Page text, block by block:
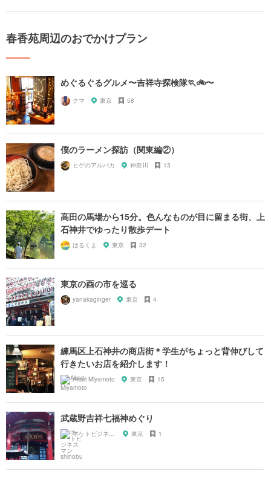
春香苑周辺のおでかけプラン
めぐるぐるグルメ〜吉祥寺探検隊🏃🚲〜
クマ 東京 58
僕のラーメン探訪（関東編②）
ヒゲのアルパカ 神奈川 13
高田の馬場から15分。色んなものが目に留まる街、上
石神井でゆったり散歩デート
はるくま 東京 32
東京の酉の市を巡る
yanakaginger 東京 4
練馬区上石神井の商店街＊学生がちょっと背伸びして
行きたいお店を紹介します！
Akari Miyamoto 東京 15
武蔵野吉祥七福神めぐり
ネットビジネスマン shinobu 東京 1